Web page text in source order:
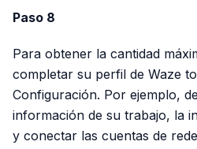
Paso 8
Para obtener la cantidad
completar su perfil de Waze
Configuración. Por ejemplo,
información de su trabajo, la
y conectar las cuentas de